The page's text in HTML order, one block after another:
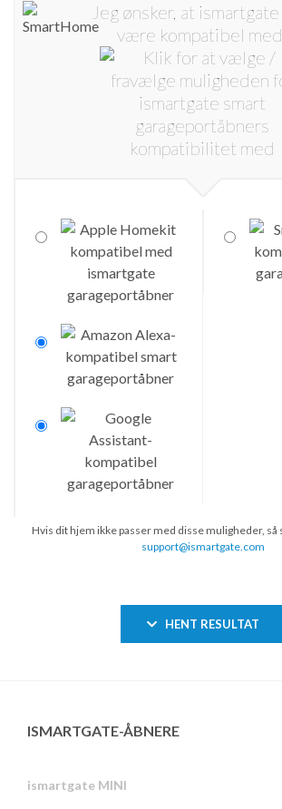
Jeg ønsker, at
være kompatibel
Hvis dit hjem ikke passer med disse muligheder, så
support@ismartgate.com
HENT RESULTAT
ISMARTGATE-ÅBNERE
ismartgate MINI